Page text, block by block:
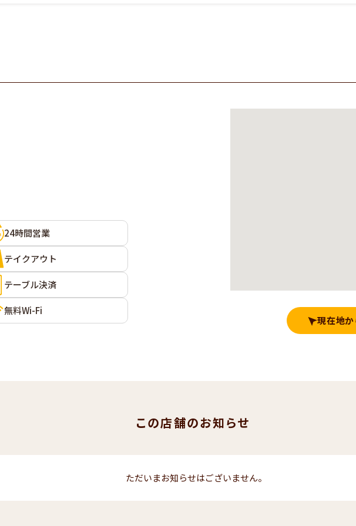
24時間営業
テイクアウト
テーブル決済
無料Wi-Fi
現在地
この店舗のお知らせ
ただいまお知らせはございません。